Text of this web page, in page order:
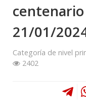
21/01/
Categoría de nivel
2402